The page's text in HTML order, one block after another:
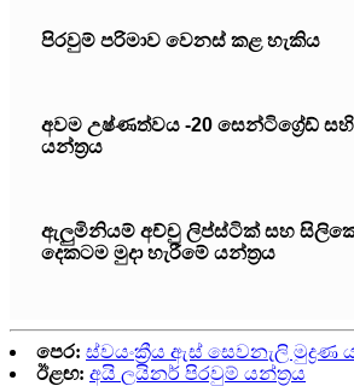
පිරවුම් පරිමාව වෙනස් කළ හැකිය
අවම උෂ්ණත්වය -20 සෙන්ටිග්‍රේඩ්
යන්ත්‍රය
ඇලුමිනියම් අච්චු ලිප්ස්ටික් සහ
දෙකටම මුදා හැරීමේ යන්ත්‍රය
පෙර: ස්වයංක්‍රීය ඇස් සෙවනැලි මුද්‍රණ
ඊළඟ: අයි ලයිනර් පිරවුම් යන්ත්‍රය